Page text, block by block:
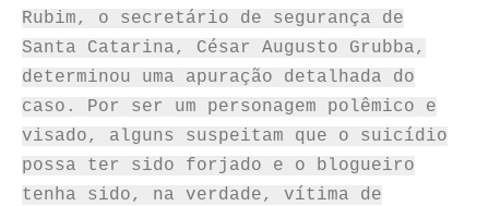
Rubim, o secretário de segurança de
Santa Catarina, César Augusto Grubba,
determinou uma apuração detalhada do
caso. Por ser um personagem polêmico e
visado, alguns suspeitam que o suicídio
possa ter sido forjado e o blogueiro
tenha sido, na verdade, vítima de